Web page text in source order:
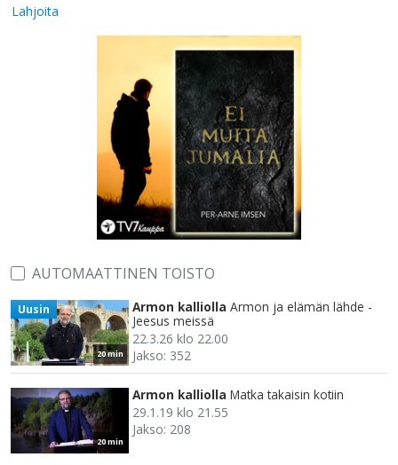
Lahjoita
AUTOMAATTINEN TOISTO
20 min
Uusin Armon kalliolla Armon ja elämän lähde -
Jeesus meissä
22.3.26 klo 22.00
Jakso: 352
20 min
Armon kalliolla Matka takaisin kotiin
29.1.19 klo 21.55
Jakso: 208